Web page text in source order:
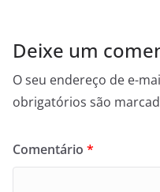
Deixe um
O seu endereço de e-
obrigatórios são
Comentário *